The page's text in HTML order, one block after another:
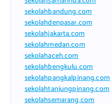
sekolahbandung.com
sekolahdenpasar.com
sekolahjakarta.com
sekolahmedan.com
sekolahaceh.com
sekolahbengkulu.com
sekolahpangkalpinang.com
sekolahtanjungpinang.com
sekolahsemarang.com